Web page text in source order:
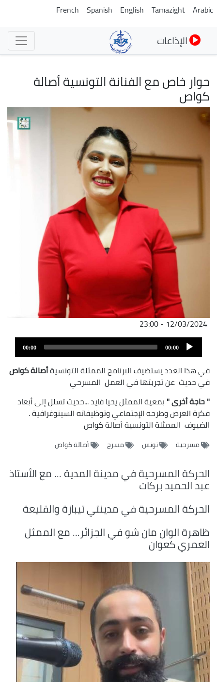
تجاوز
Arabic
Tamazight
English
Spanish
French
الإذاعات
حوار خاص مع الفنانة التونسية أصالة
كواص
الصورة
12/03/2024 - 23:00
Audio
Player
00:00
00:00
في هذا العدد يستضيف البرنامج الممثلة التونسيةأصالة كواص
في حديث عن تجربتها في العمل المسرحي
" حاجة أخرى " بمعية الممثل يحيا فايد ...حديث تسلل إلى أبعاد
فكرة العرض وطرحه الإجتماعي وتوظيفاته السينوغرافية .
الضيوف الممثلة التونسية أصالة كواص
مسرحية تونس مسرح أصالة كواص
الحركة المسرحية في مدينة المدية ... مع الأستاذ
عبد الحميد بركات
الحركة المسرحية في مدينتي تيبازة والقليعة
ظاهرة الوان مان شو في الجزائر... مع الممثل
العمري كعوان